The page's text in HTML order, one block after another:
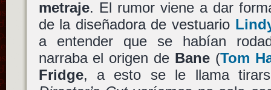
metraje. El rumor viene a dar
de la diseñadora de vestuario
a entender que se habían
narraba el origen de Bane (Tom
Fridge, a esto se le llama